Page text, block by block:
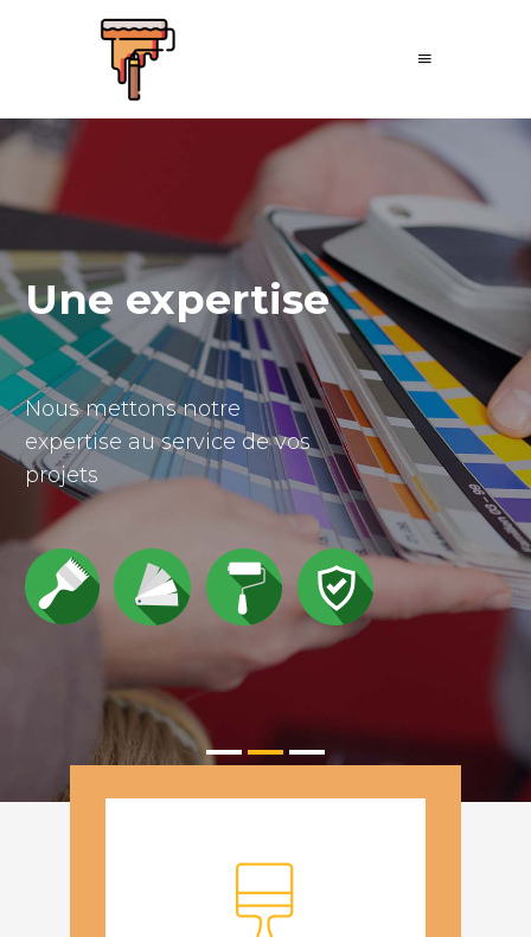
Une expertise
Nous mettons notre
expertise au service de vos
projets